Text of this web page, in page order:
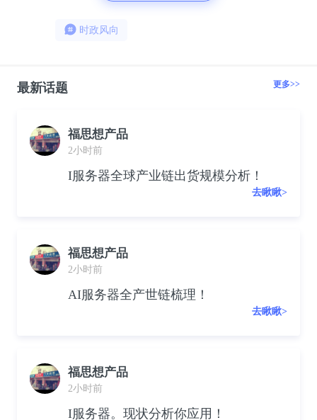
时政风向
最新话题 更多>>
福思想产品
2小时前
I服务器全球产业链出货规模分析！
去瞅瞅>
福思想产品
2小时前
AI服务器全产世链梳理！
去瞅瞅>
福思想产品
2小时前
I服务器。现状分析你应用！